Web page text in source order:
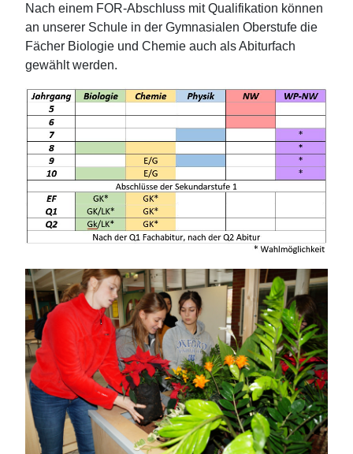
Nach einem FOR-Abschluss mit Qualifikation können
an unserer Schule in der Gymnasialen Oberstufe die
Fächer Biologie und Chemie auch als Abiturfach
gewählt werden.